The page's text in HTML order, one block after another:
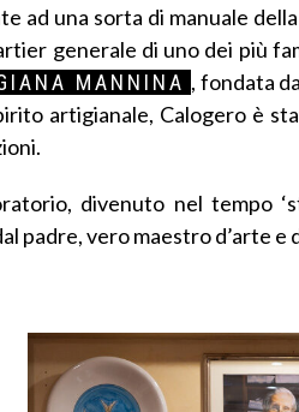
ad una sorta di manuale
generale di uno dei più
MANNINA , fondata
artigianale, Calogero è
divenuto nel tempo
padre, vero maestro d’arte e